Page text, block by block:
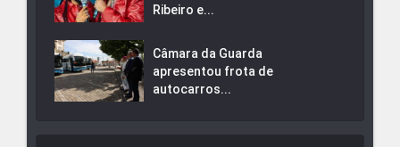
Ribeiro e...
Câmara da Guarda
apresentou frota de
autocarros...